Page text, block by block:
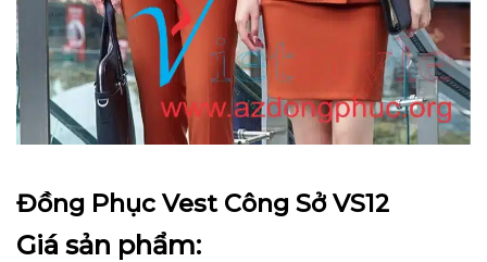
Đồng Phục Vest Công Sở VS12
Giá sản phẩm: